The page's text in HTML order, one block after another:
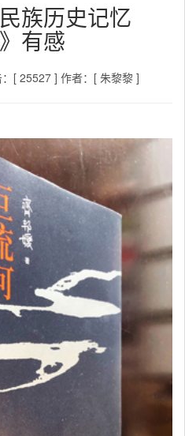
族历史记忆
有感
：[ 25527 ] 作者：[ 朱黎黎 ]